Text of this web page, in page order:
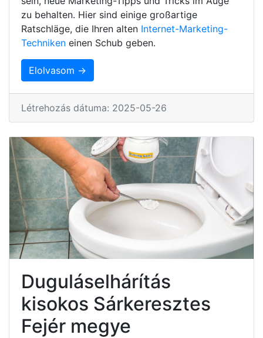
zu behalten. Hier sind einige großartige
Ratschläge, die Ihren alten Internet-Marketing-
Techniken einen Schub geben.
Elolvasom →
Létrehozás dátuma: 2025-05-26
Duguláselhárítás
kisokos Sárkeresztes
Fejér megye